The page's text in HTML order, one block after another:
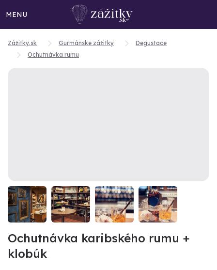
MENU
Zážitky.sk Gurmánske zážitky
Degustace
Ochutnávka rumu
Ochutnávka karibského rumu +
klobúk